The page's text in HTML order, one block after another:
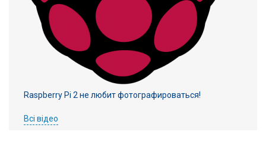
Raspberry Pi 2 не любит фотографироваться!
Всі відео